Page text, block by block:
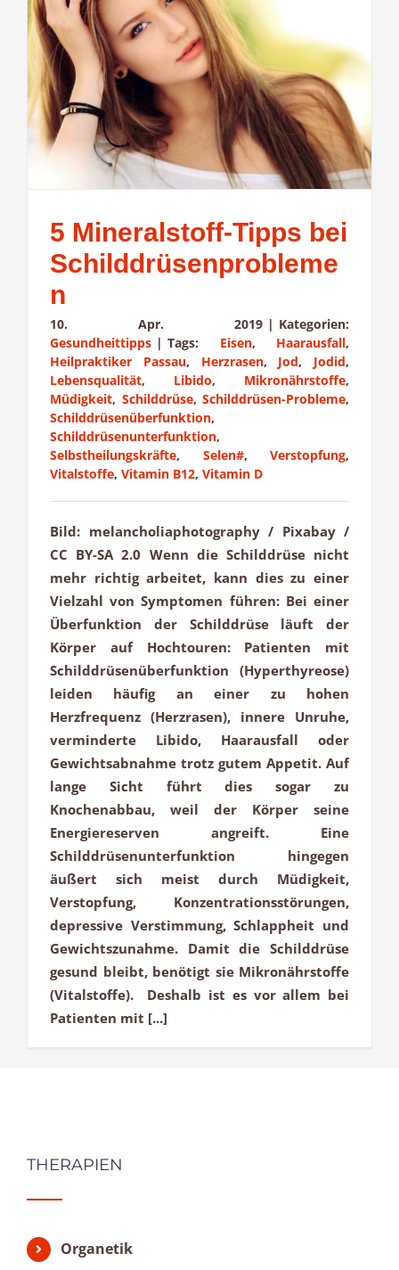
5 Mineralstoff-Tipps bei
Schilddrüsenprobleme
n
10. Apr. 2019 | Kategorien:
Gesundheittipps | Tags: Eisen, Haarausfall,
Heilpraktiker Passau, Herzrasen, Jod, Jodid,
Lebensqualität, Libido, Mikronährstoffe,
Müdigkeit, Schilddrüse, Schilddrüsen-Probleme,
Schilddrüsenüberfunktion,
Schilddrüsenunterfunktion,
Selbstheilungskräfte, Selen#, Verstopfung,
Vitalstoffe, Vitamin B12, Vitamin D
Bild: melancholiaphotography / Pixabay /
CC BY-SA 2.0 Wenn die Schilddrüse nicht
mehr richtig arbeitet, kann dies zu einer
Vielzahl von Symptomen führen: Bei einer
Überfunktion der Schilddrüse läuft der
Körper auf Hochtouren: Patienten mit
Schilddrüsenüberfunktion (Hyperthyreose)
leiden häufig an einer zu hohen
Herzfrequenz (Herzrasen), innere Unruhe,
verminderte Libido, Haarausfall oder
Gewichtsabnahme trotz gutem Appetit. Auf
lange Sicht führt dies sogar zu
Knochenabbau, weil der Körper seine
Energiereserven angreift. Eine
Schilddrüsenunterfunktion hingegen
äußert sich meist durch Müdigkeit,
Verstopfung, Konzentrationsstörungen,
depressive Verstimmung, Schlappheit und
Gewichtszunahme. Damit die Schilddrüse
gesund bleibt, benötigt sie Mikronährstoffe
(Vitalstoffe). Deshalb ist es vor allem bei
Patienten mit [...]
THERAPIEN
Organetik